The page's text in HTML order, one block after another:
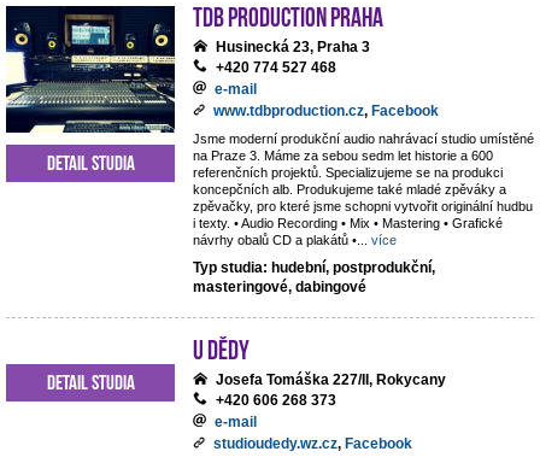
TdB Production Praha
Husinecká 23, Praha 3
+420 774 527 468
e-mail
www.tdbproduction.cz, Facebook
Jsme moderní produkční audio nahrávací studio umístěné
na Praze 3. Máme za sebou sedm let historie a 600
referenčních projektů. Specializujeme se na produkci
koncepčních alb. Produkujeme také mladé zpěváky a
zpěvačky, pro které jsme schopni vytvořit originální hudbu
i texty. • Audio Recording • Mix • Mastering • Grafické
návrhy obalů CD a plakátů •
více
Typ studia: hudební, postprodukční,
masteringové, dabingové
Detail studia
U dědy
Josefa Tomáška 227/II, Rokycany
+420 606 268 373
e-mail
studioudedy.wz.cz, Facebook
Detail studia